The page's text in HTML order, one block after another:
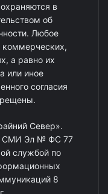
в
об
Любое
коммерческих,
а равно их
или иное
согласия
Север».
СМИ Эл № ФС 77
службой по
8